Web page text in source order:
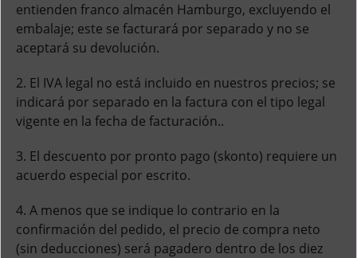
entienden franco almacén Hamburgo, excluyendo el
embalaje; este se facturará por separado y no se
aceptará su devolución.
2. El IVA legal no está incluido en nuestros precios; se
indicará por separado en la factura con el tipo legal
vigente en la fecha de facturación..
3. El descuento por pronto pago (skonto) requiere un
acuerdo especial por escrito.
4. A menos que se indique lo contrario en la
confirmación del pedido, el precio de compra neto
(sin deducciones) será pagadero dentro de los diez